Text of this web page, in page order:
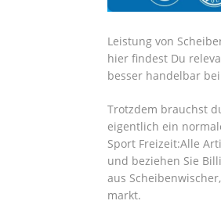
Leistung von
hier findest Du
besser handelbar
Trotzdem brauchst
eigentlich ein
Sport Freizeit:Alle
und beziehen Sie
aus
markt.